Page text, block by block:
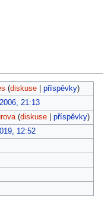
(diskuse| příspěvky)
21:13
(diskuse| příspěvky)
12:52